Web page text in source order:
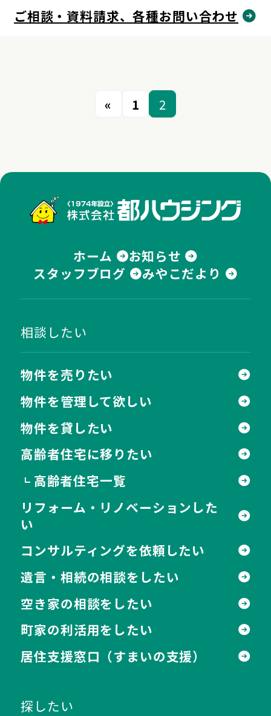
ご相談・資料請求、各種お問い合わせ
« 1 2
ホーム
お知らせ
スタッフブログ
みやこだより
相談したい
物件を売りたい
物件を管理して欲しい
物件を貸したい
高齢者住宅に移りたい
┗ 高齢者住宅一覧
リフォーム・リノベーションした
い
コンサルティングを依頼したい
遺言・相続の相談をしたい
空き家の相談をしたい
町家の利活用をしたい
居住支援窓口 （すまいの支援）
探したい